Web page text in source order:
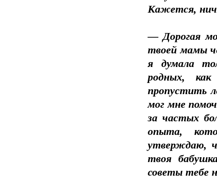
Кажется,
— Дорогая
твоей мамы
я думала
родных,
пропустить
мог мне
за частых
опыта,
утверждаю,
твоя
советы тебе